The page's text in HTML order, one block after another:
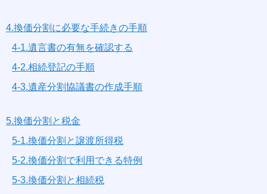
4.換価分割に必要な手続きの手順
4-1.遺言書の有無を確認する
4-2.相続登記の手順
4-3.遺産分割協議書の作成手順
5.換価分割と税金
5-1.換価分割と譲渡所得税
5-2.換価分割で利用できる特例
5-3.換価分割と相続税